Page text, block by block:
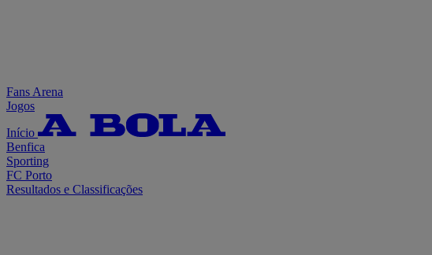
Fans Arena
Jogos
Início
Benfica
Sporting
FC Porto
Resultados e Classificações